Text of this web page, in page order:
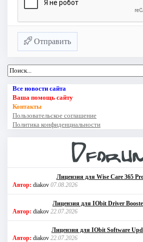
Отправить
Все новости сайта
Ваша помощь сайту
Контакты
Пользовательское соглашение
Политика конфиденциальности
Лицензия для Wise Care 365
Автор: diakov 07.08.2026
Лицензия для IObit Driver
Автор: diakov 22.07.2026
Лицензия для IObit Software
Автор: diakov 22.07.2026